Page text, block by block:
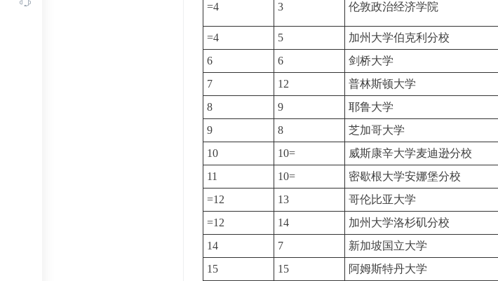
=4 3 伦敦政治经济学院
=4 5 加州大学伯克利分校
6
6 剑桥大学
7
12 普林斯顿大学
8
9 耶鲁大学
9
8 芝加哥大学
10
10= 威斯康辛大学麦迪逊分校
11
10= 密歇根大学安娜堡分校
=12
13 哥伦比亚大学
=12
14 加州大学洛杉矶分校
14
7 新加坡国立大学
15
15 阿姆斯特丹大学